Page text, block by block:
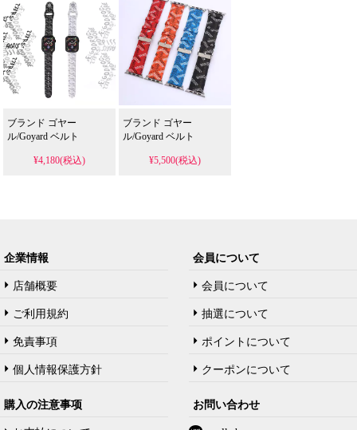
ブランド ゴヤー
ル/Goyard ベルト
¥4,180(税込)
ブランド ゴヤー
ル/Goyard ベルト
¥5,500(税込)
企業情報
店舗概要
ご利用規約
免責事項
個人情報保護方針
会員について
会員について
抽選について
ポイントについて
クーポンについて
購入の注意事项 お問い合わせ